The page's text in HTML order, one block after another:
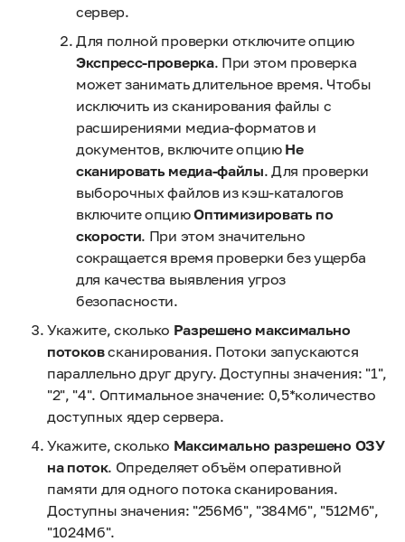
сервер.
Для полной проверки отключите опцию
Экспресс-проверка. При этом проверка
может занимать длительное время. Чтобы
исключить из сканирования файлы с
расширениями медиа-форматов и
документов, включите опцию Не
сканировать медиа-файлы. Для проверки
выборочных файлов из кэш-каталогов
включите опциюОптимизировать по
скорости. При этом значительно
сокращается время проверки без ущерба
для качества выявления угроз
безопасности.
Укажите, сколько Разрешено максимально
потоковсканирования. Потоки запускаются
параллельно друг другу. Доступны значения: "1",
"2", "4". Оптимальное значение: 0,5*количество
доступных ядер сервера.
Укажите, сколько Максимально разрешено ОЗУ
на поток. Определяет объём оперативной
памяти для одного потока сканирования.
Доступны значения: "256Мб", "384Мб", "512Мб",
"1024Мб".